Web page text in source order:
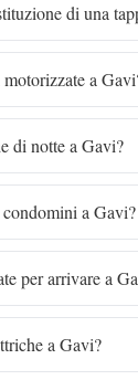
di una
a
di notte a Gavi?
a Gavi?
per arrivare a
a Gavi?